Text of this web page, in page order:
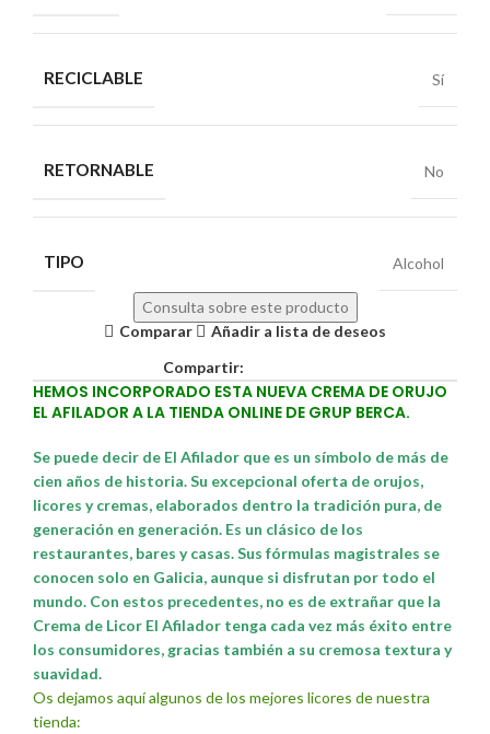
RECICLABLE Sí
RETORNABLE No
TIPO Alcohol
Consulta sobre este producto
Comparar
Añadir a lista de deseos
Compartir:
HEMOS INCORPORADO ESTA NUEVA CREMA DE ORUJO
EL AFILADOR A LA TIENDA ONLINE DE GRUP BERCA.
Se puede decir de El Afilador que es un símbolo de más de
cien años de historia. Su excepcional oferta de orujos,
licores y cremas, elaborados dentro la tradición pura, de
generación en generación. Es un clásico de los
restaurantes, bares y casas. Sus fórmulas magistrales se
conocen solo en Galicia, aunque si disfrutan por todo el
mundo. Con estos precedentes, no es de extrañar que la
Crema de Licor El Afilador tenga cada vez más éxito entre
los consumidores, gracias también a su cremosa textura y
suavidad.
Os dejamos aquí algunos de los mejores licores de nuestra
tienda: